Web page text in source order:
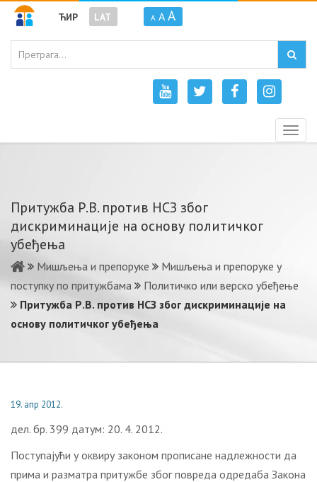
ЋИР LAT A A A
Притужба Р.В. против НСЗ због
дискриминације на основу политичког
убеђења
Мишљења и препоруке
Мишљења и препоруке у
поступку по притужбама
Политичко или верско убеђење
Притужба Р.В. против НСЗ због дискриминације на
основу политичког убеђења
19. апр 2012.
дел. бр. 399 датум: 20. 4. 2012.
Поступајући у оквиру законом прописане надлежности да
прима и разматра притужбе због повреда одредаба Закона